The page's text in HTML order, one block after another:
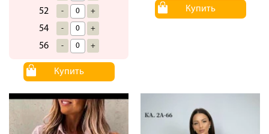
52 - +
54 - +
56 - +
Купить
Купить